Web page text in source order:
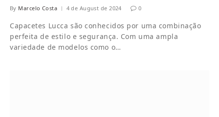
By Marcelo Costa 4 de August de 2024 0
Capacetes Lucca são conhecidos por uma combinação
perfeita de estilo e segurança. Com uma ampla
variedade de modelos como o…